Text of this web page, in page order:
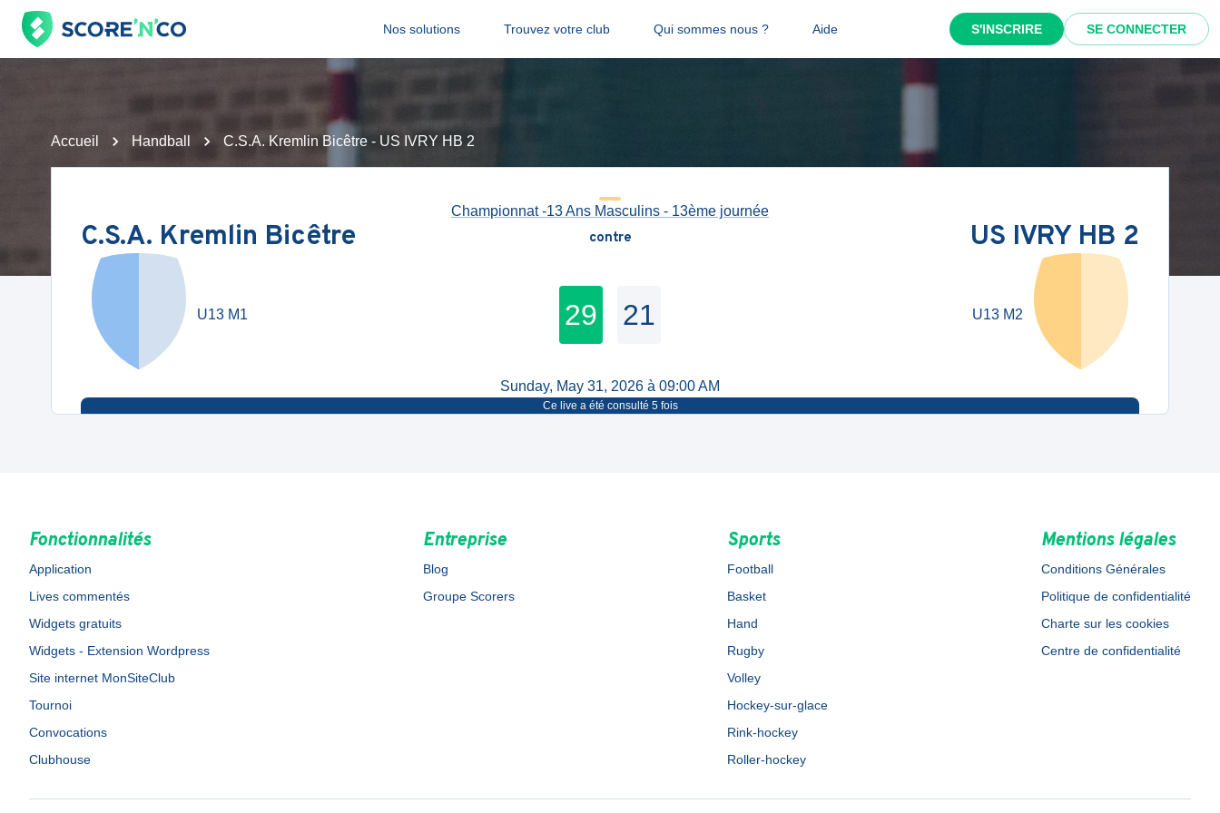
Nos solutions Trouvez votre club Qui sommes nous ? Aide S'INSCRIRE SE CONNECTER
Accueil Handball C.S.A. Kremlin Bicêtre - US IVRY HB 2
Championnat -13 Ans Masculins - 13ème journée
C.S.A. Kremlin Bicêtre contre US IVRY HB 2
U13 M1 29 21 U13 M2
Sunday, May 31, 2026 à 09:00 AM
Ce live a été consulté 5fois
Fonctionnalités
Application
Lives commentés
Widgets gratuits
Widgets - Extension Wordpress
Site internet MonSiteClub
Tournoi
Convocations
Clubhouse
Entreprise
Blog
Groupe Scorers
Sports
Football
Basket
Hand
Rugby
Volley
Hockey-sur-glace
Rink-hockey
Roller-hockey
Mentions légales
Conditions Générales
Politique de confidentialité
Charte sur les cookies
Centre de confidentialité